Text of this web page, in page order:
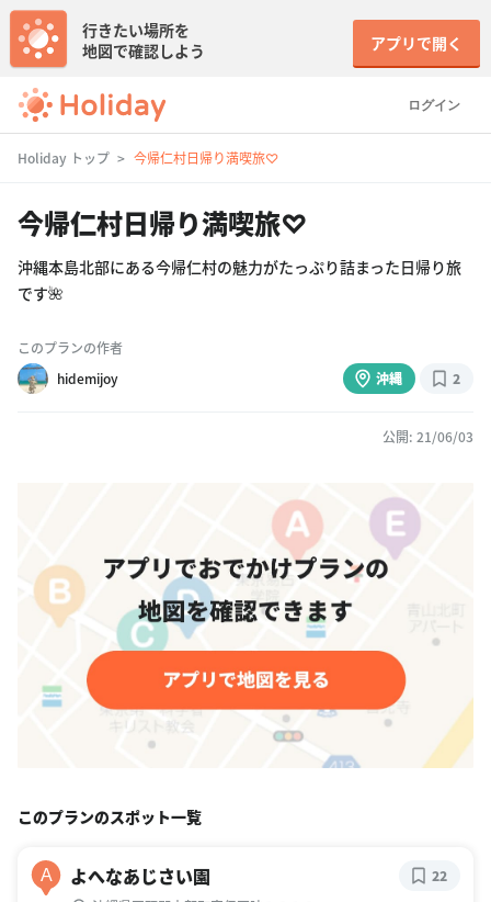
ログイン
行きたい場所を
地図で確認しよう
アプリで開く
Holiday トップ 今帰仁村日帰り満喫旅♡
今帰仁村日帰り満喫旅♡
沖縄本島北部にある今帰仁村の魅力がたっぷり詰まった日帰り旅
です🌺
このプランの作者
hidemijoy
沖縄 2
公開: 21/06/03
このプランのスポット一覧
A よへなあじさい園 22